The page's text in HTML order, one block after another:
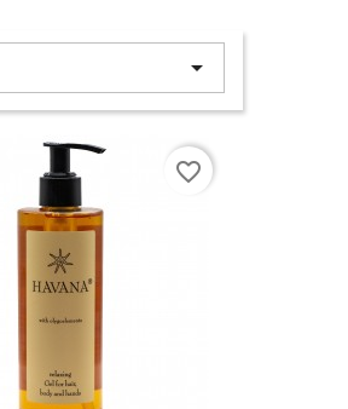

favorite_border